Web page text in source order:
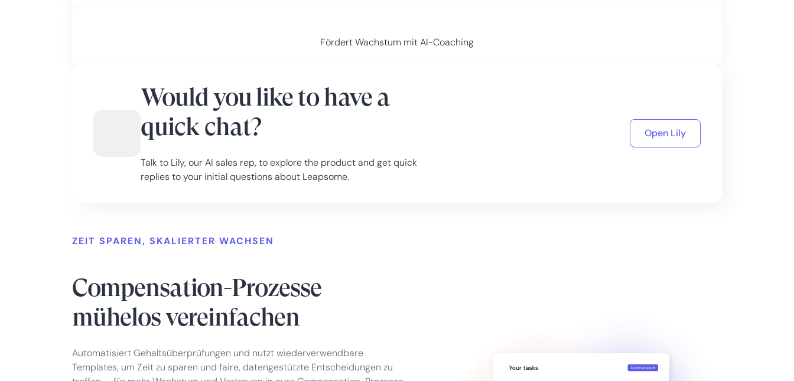
Fördert Wachstum mit AI-Coaching
Would you like to have a
quick chat?
Talk to Lily, our AI sales rep, to explore the product and get quick
replies to your initial questions about Leapsome.
Open Lily
ZEIT SPAREN, SKALIERTER WACHSEN
Compensation-Prozesse
mühelos vereinfachen
Automatisiert Gehaltsüberprüfungen und nutzt wiederverwendbare
Templates, um Zeit zu sparen und faire, datengestützte Entscheidungen zu